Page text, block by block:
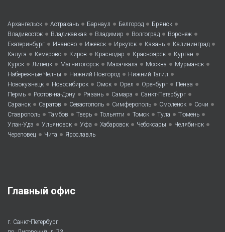
Архангельск • Астрахань • Барнаул • Белгород • Брянск •
Владивосток • Владикавказ • Владимир • Волгоград • Воронеж •
Екатеринбург • Иваново • Ижевск • Иркутск • Казань • Калининград •
Калуга • Кемерово • Киров • Краснодар • Красноярск • Курган •
Курск • Липецк • Магнитогорск • Махачкала • Москва • Мурманск •
Набережные Челны • Нижний Новгород • Нижний Тагил •
Новокузнецк • Новосибирск • Омск • Орел • Оренбург • Пенза •
Пермь • Ростов-на-Дону • Рязань • Самара • Санкт-Петербург •
Саранск • Саратов • Севастополь • Симферополь • Смоленск • Сочи •
Ставрополь • Тамбов • Тверь • Тольятти • Томск • Тула • Тюмень •
Улан-Удэ • Ульяновск • Уфа • Хабаровск • Чебоксары • Челябинск •
Череповец • Чита • Ярославль
Главный офис
г. Санкт-Петербург